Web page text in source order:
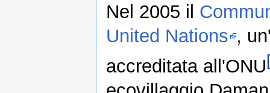
Nel 2005 il
United Nations ,
accreditata all'ONU